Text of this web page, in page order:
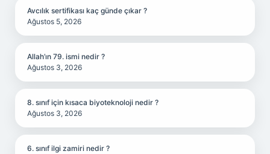
Avcılık sertifikası kaç günde çıkar ?
Ağustos 5, 2026
Allah’ın 79. ismi nedir ?
Ağustos 3, 2026
8. sınıf için kısaca biyoteknoloji nedir ?
Ağustos 3, 2026
6. sınıf ilgi zamiri nedir ?